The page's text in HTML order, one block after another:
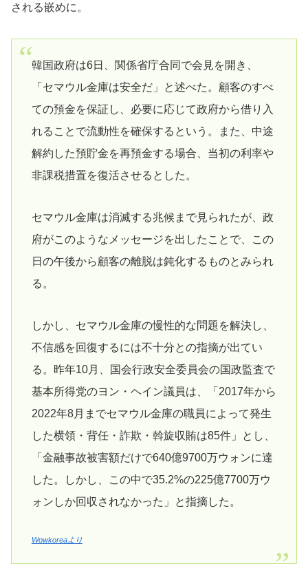
される嵌めに。
韓国政府は6日、関係省庁合同で会見を開き、
「セマウル金庫は安全だ」と述べた。顧客のすべ
ての預金を保証し、必要に応じて政府から借り入
れることで流動性を確保するという。また、中途
解約した預貯金を再預金する場合、当初の利率や
非課税措置を復活させるとした。
セマウル金庫は消滅する兆候まで見られたが、政
府がこのようなメッセージを出したことで、この
日の午後から顧客の離脱は鈍化するものとみられ
る。
しかし、セマウル金庫の慢性的な問題を解決し、
不信感を回復するには不十分との指摘が出てい
る。昨年10月、国会行政安全委員会の国政監査で
基本所得党のヨン・ヘイン議員は、「2017年から
2022年8月までセマウル金庫の職員によって発生
した横領・背任・詐欺・斡旋収賄は85件」とし、
「金融事故被害額だけで640億9700万ウォンに達
した。しかし、この中で35.2%の225億7700万ウ
ォンしか回収されなかった」と指摘した。
Wowkoreaより